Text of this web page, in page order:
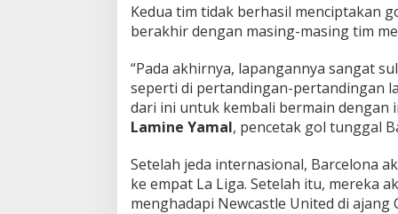
Kedua tim tidak berhasil menciptakan
berakhir dengan masing-masing tim
“Pada akhirnya, lapangannya sangat
seperti di pertandingan-pertandingan
dari ini untuk kembali bermain dengan
Lamine Yamal, pencetak gol tunggal
Setelah jeda internasional, Barcelona
ke empat La Liga. Setelah itu, mereka
menghadapi Newcastle United di ajang